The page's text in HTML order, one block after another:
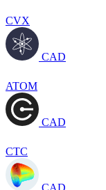
CVX
CAD
ATOM
CAD
CTC
CAD